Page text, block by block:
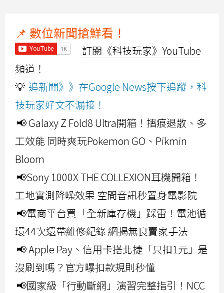
📌 數位新聞搶鮮看！
訂閱《科技玩家》YouTube
頻道！
💡 追新聞》》在Google News按下追蹤，科
技玩家好文不漏接！
📢 Galaxy Z Fold8 Ultra開箱！摺痕退散、多
工效能 同時爽玩Pokemon GO、Pikmin
Bloom
📢Sony 1000X THE COLLEXION耳機開箱！
工地實測降噪效果 空間音訊秒置身電影院
📢電商平台買「全新庫存機」踩雷！電池循
環44次還帶維修紀錄 網揭無良賣家手法
📢 Apple Pay、信用卡搭北捷「只扣1元」是
沒刷到嗎？官方曝扣款規則秒懂
📢國家級「行動斷網」演習完整指引！NCC